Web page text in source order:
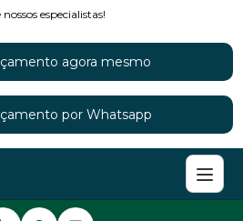
especialistas!
agora mesmo
por Whatsapp